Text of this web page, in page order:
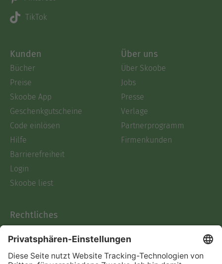
TikTok
Kunden
Bücher
Preise
Skoobe App
Geschenkgutscheine
Code einlösen
Hilfe
Barrierefreiheit
Login
Skoobe liest
Über uns
Über Skoobe
Jobs
Presse
Verlage
Partnerprogramm
Firmenkunden
Rechtliches
AGB
Informationen nach Data